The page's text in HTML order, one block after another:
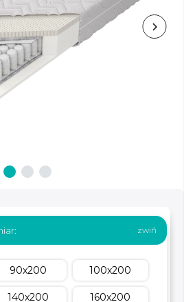
90x200 100x200
140x200 160x200